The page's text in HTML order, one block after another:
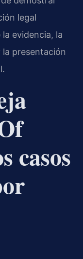
legal
evidencia, la
presentación
casos